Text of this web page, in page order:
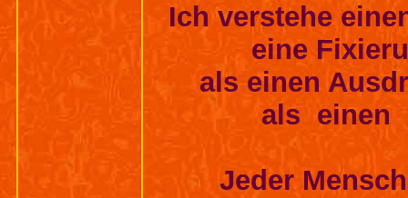
Ich verstehe
eine
als einen
als einen
Jeder